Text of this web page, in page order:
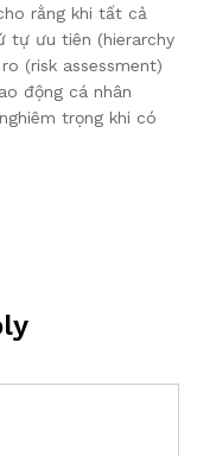
rằng khi tất cả
tự ưu tiên (hierarchy
(risk assessment)
động cá nhân
trọng khi có